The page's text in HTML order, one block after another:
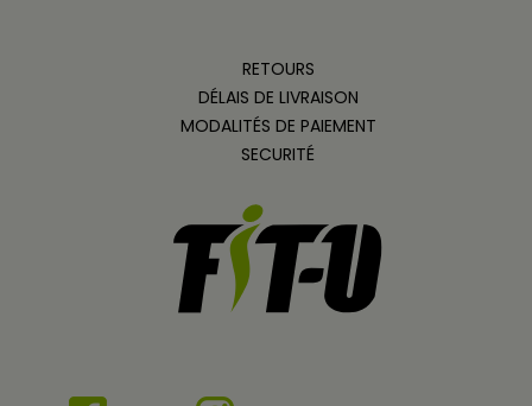
RETOURS
DÉLAIS DE LIVRAISON
MODALITÉS DE PAIEMENT
SECURITÉ